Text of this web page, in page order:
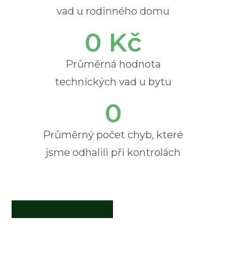
vad u rodinného domu
0 Kč
Průměrná hodnota
technických vad u bytu
0
Průměrný počet chyb, které
jsme odhalili při kontrolách